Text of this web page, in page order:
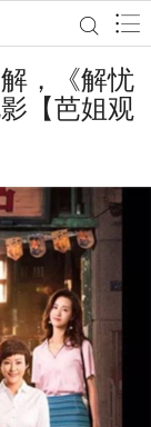
，《解忧
【芭姐观